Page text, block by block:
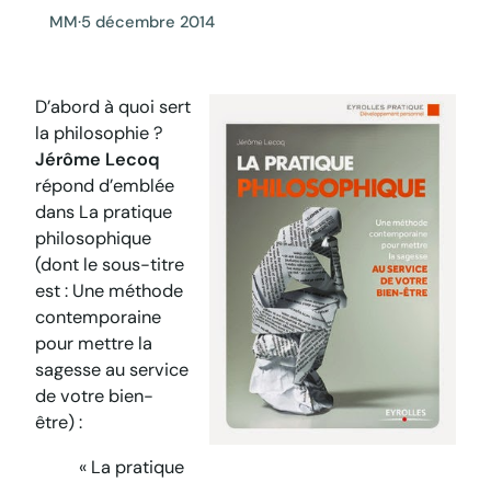
MM·5 décembre 2014
D’abord à quoi sert
la philosophie ?
Jérôme Lecoq
répond d’emblée
dans La pratique
philosophique
(dont le sous-titre
est : Une méthode
contemporaine
pour mettre la
sagesse au service
de votre bien-
être) :
« La pratique